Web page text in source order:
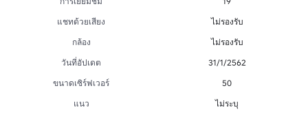
แชทด้วยเสียง
ไม่รองรับ
กล้อง
ไม่รองรับ
วันที่อัปเดต
31/1/2562
ขนาดเซิร์ฟเวอร์
50
แนว
ไม่ระบุ